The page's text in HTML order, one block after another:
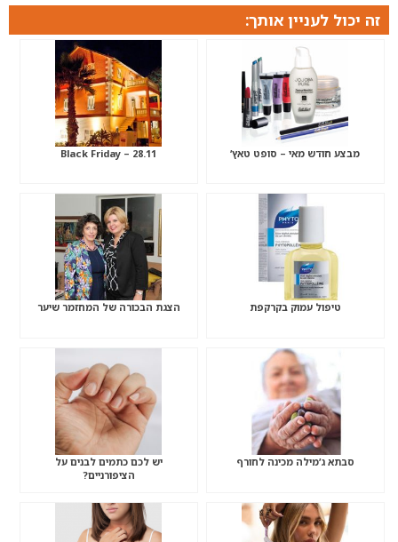
זה יכול לעניין אותך:
מבצע חודש מאי – סופט טאץ’ Black Friday – 28.11
טיפול עמוק בקרקפת הצגת הבכורה של המחזמר שיער
סבתא ג’מילה מכינה לחורף
יש לכם כתמים לבנים על
הציפורניים?